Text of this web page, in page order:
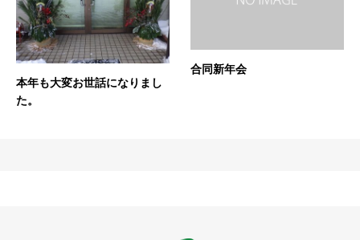
本年も大変お世話になりまし
た。
合同新年会